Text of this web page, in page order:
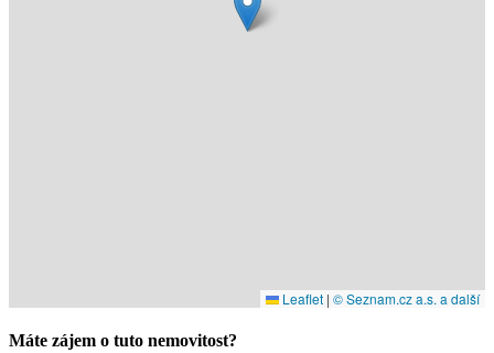
Leaflet | © Seznam.cz a.s. a další
Máte zájem o tuto nemovitost?